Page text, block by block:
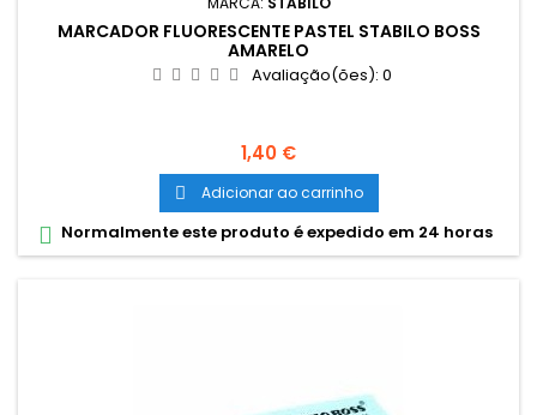
MARCADOR FLUORESCENTE PASTEL STABILO BOSS
AMARELO
Avaliação(ões): 0
Preço
1,40 €
 Adicionar ao carrinho
 Normalmente este produto é expedido em 24 horas